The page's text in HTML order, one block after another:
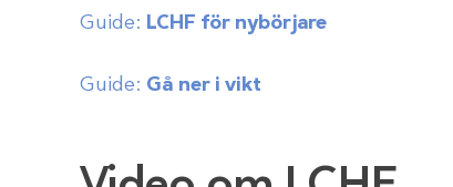
Guide: LCHF för nybörjare
Guide: Gå ner i vikt